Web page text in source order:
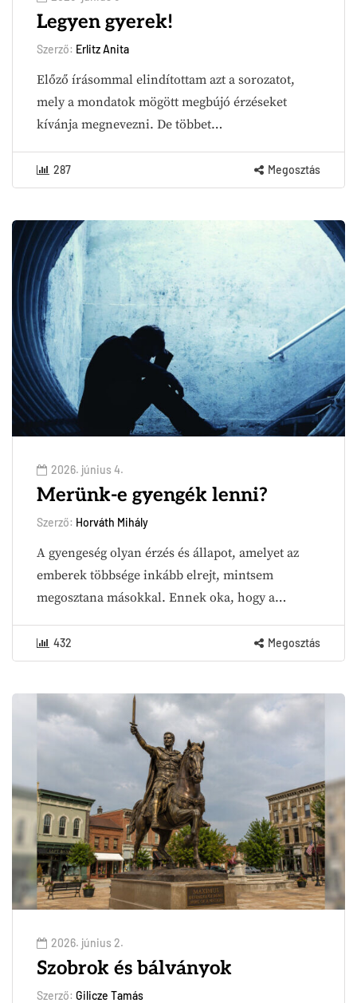
Legyen gyerek!
Szerző: Erlitz Anita
Előző írásommal elindítottam azt a sorozatot,
mely a mondatok mögött megbújó érzéseket
kívánja megnevezni. De többet…
287 Megosztás
2026. június 4.
Merünk-e gyengék lenni?
Szerző: Horváth Mihály
A gyengeség olyan érzés és állapot, amelyet az
emberek többsége inkább elrejt, mintsem
megosztana másokkal. Ennek oka, hogy a…
432 Megosztás
2026. június 2.
Szobrok és bálványok
Szerző: Gilicze Tamás